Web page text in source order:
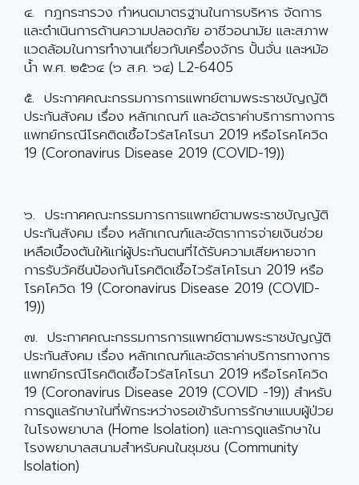
๔. กฎกระทรวง กำหนดมาตรฐานในการบริหาร จัดการ
และดำเนินการด้านความปลอดภัย อาชีวอนามัย และสภาพ
แวดล้อมในการทำงานเกี่ยวกับเครื่องจักร ปั้นจั่น และหม้อ
น้ำ พ.ศ. ๒๕๖๔ (๖ ส.ค. ๖๔) L2-6405
๕. ประกาศคณะกรรมการการแพทย์ตามพระราชบัญญัติ
ประกันสังคม เรื่อง หลักเกณฑ์ และอัตราค่าบริการทางการ
แพทย์กรณีโรคติดเชื้อไวรัสโคโรนา 2019 หรือโรคโควิด
19 (Coronavirus Disease 2019 (COVID-19))
๖. ประกาศคณะกรรมการการแพทย์ตามพระราชบัญญัติ
ประกันสังคม เรื่อง หลักเกณฑ์และอัตราการจ่ายเงินช่วย
เหลือเบื้องต้นให้แก่ผู้ประกันตนที่ได้รับความเสียหายจาก
การรับวัคซีนป้องกันโรคติดเชื้อไวรัสโคโรนา 2019 หรือ
โรคโควิด 19 (Coronavirus Disease 2019 (COVID-
19))
๗. ประกาศคณะกรรมการการแพทย์ตามพระราชบัญญัติ
ประกันสังคม เรื่อง หลักเกณฑ์และอัตราค่าบริการทางการ
แพทย์กรณีโรคติดเชื้อไวรัสโคโรนา 2019 หรือโรคโควิด
19 (Coronavirus Disease 2019 (COVID -19)) สำหรับ
การดูแลรักษาในที่พักระหว่างรอเข้ารับการรักษาแบบผู้ป่วย
ในโรงพยาบาล (Home Isolation) และการดูแลรักษาใน
โรงพยาบาลสนามสำหรับคนในชุมชน (Community
Isolation)